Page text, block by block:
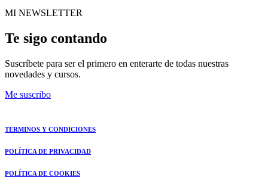
16,00€
14,00€
hasta
MI NEWSLETTER
Te sigo contando
Suscríbete para ser el primero en enterarte de todas nuestras
novedades y cursos.
Me suscribo
TERMINOS Y CONDICIONES
POLÍTICA DE PRIVACIDAD
POLÍTICA DE COOKIES